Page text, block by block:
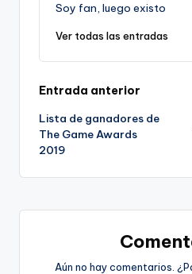
Soy fan, luego existo
Ver todas las entradas
Navegación
de
entradas
Entrada anterior
Lista de ganadores de
The Game Awards
2019
Aún no hay comentarios.